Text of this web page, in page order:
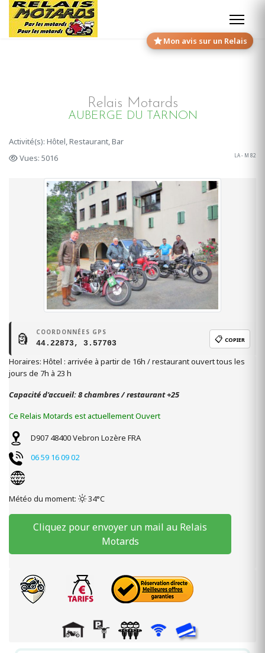
Mon avis sur un Relais
Relais Motards
AUBERGE DU TARNON
Activité(s): Hôtel, Restaurant, Bar
Vues: 5016
LA - M 82
🗿 COORDONNÉES GPS
44.22873, 3.57703 📋 COPIER
Horaires: Hôtel : arrivée à partir de 16h / restaurant ouvert tous les
jours de 7h à 23 h
Capacité d'accueil: 8 chambres / restaurant +25
Ce Relais Motards est actuellement Ouvert
D907 48400Vebron Lozère FRA
06 59 16 09 02
Météo du moment: 34°C
Cliquez pour envoyer un mail au Relais
Motards